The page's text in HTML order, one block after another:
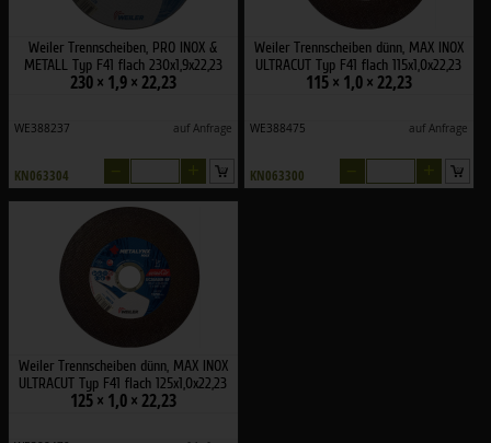
Weiler Trennscheiben, PRO INOX &
METALL Typ F41 flach 230x1,9x22,23
230 × 1,9 × 22,23
WE388237 auf Anfrage
KN063304
Weiler Trennscheiben dünn, MAX INOX
ULTRACUT Typ F41 flach 115x1,0x22,23
115 × 1,0 × 22,23
WE388475 auf Anfrage
KN063300
Weiler Trennscheiben dünn, MAX INOX
ULTRACUT Typ F41 flach 125x1,0x22,23
125 × 1,0 × 22,23